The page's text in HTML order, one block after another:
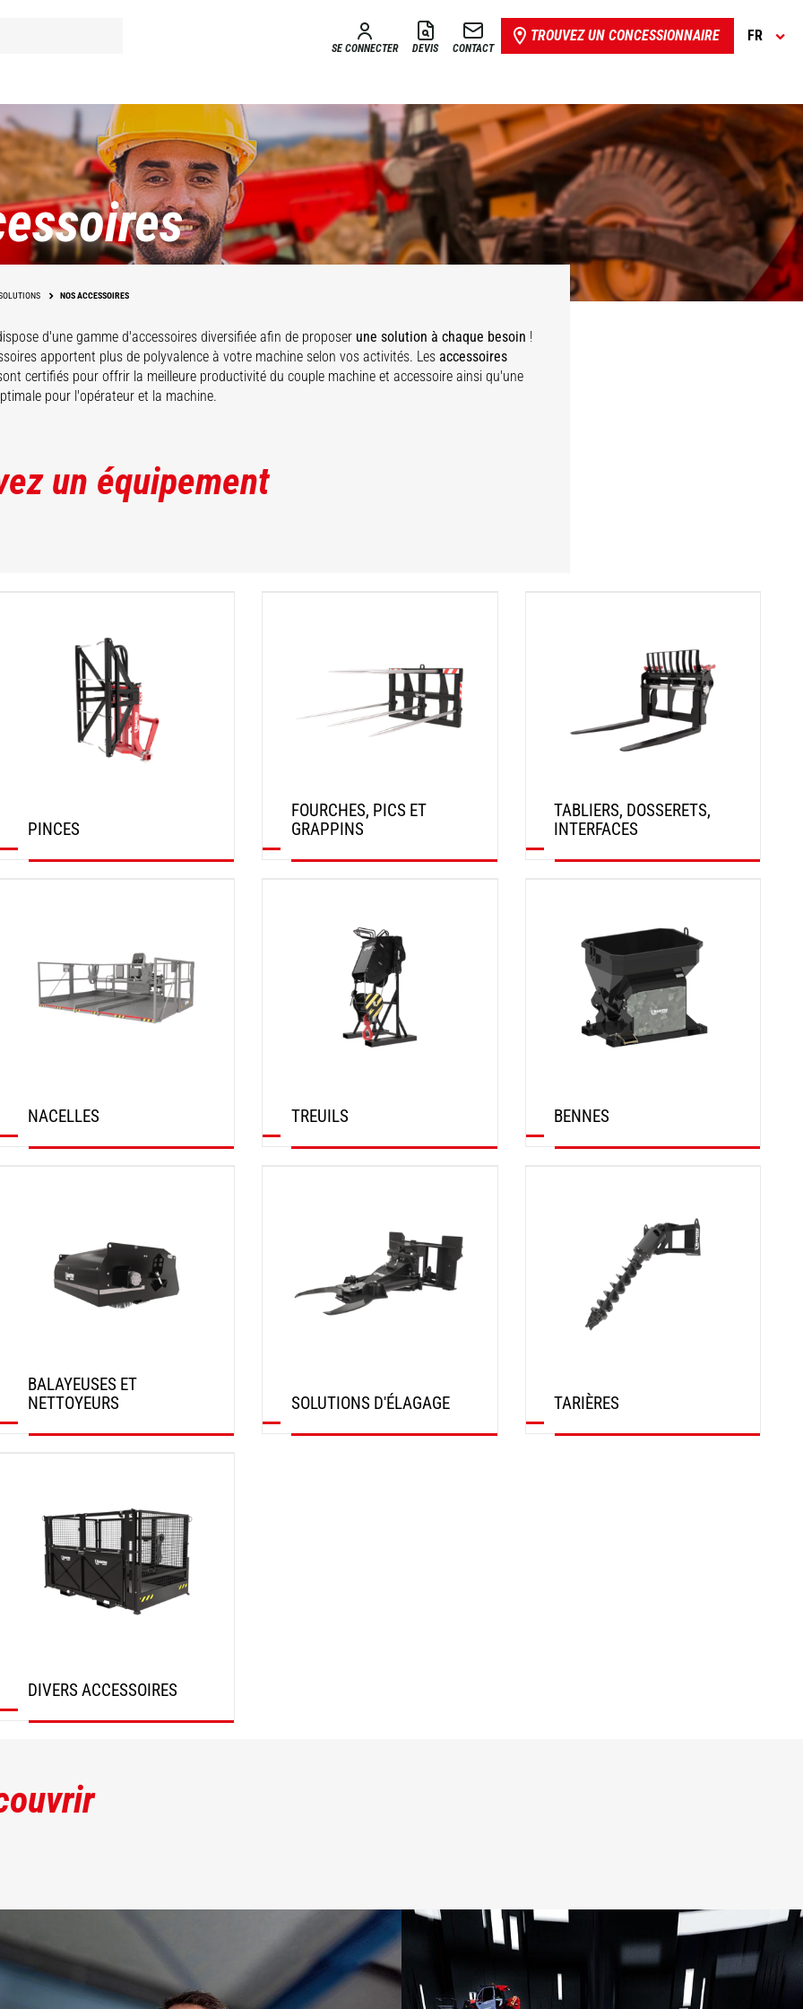
SE CONNECTER DEVIS CONTACT
TROUVEZ UN CONCESSIONNAIRE FR
NOS ACCESSOIRES
d'une gamme d'accessoires diversifiée afin de proposer une solution à chaque besoin !
apportent plus de polyvalence à votre machine selon vos activités. Les accessoires
certifiés pour offrir la meilleure productivité du couple machine et accessoire ainsi qu'une
pour l'opérateur et la machine.
un équipement
PINCES
FOURCHES, PICS ET
GRAPPINS
TABLIERS, DOSSERETS,
INTERFACES
NACELLES TREUILS BENNES
BALAYEUSES ET
NETTOYEURS
SOLUTIONS D'ÉLAGAGE TARIÈRES
DIVERS ACCESSOIRES